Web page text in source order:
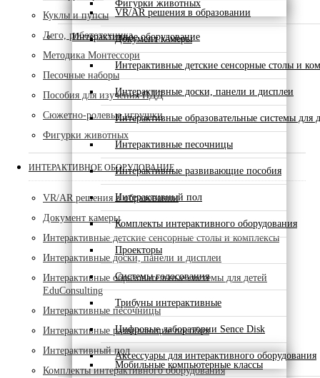
Фигурки животных
Интерактивное оборудование
VR/AR решения в образовании
Документ камеры
Интерактивные детские сенсорные столы и
Интерактивные доски, панели и дисплеи
Интерактивные образовательные системы для
Интерактивные песочницы
Интерактивные развивающие пособия
Интерактивный пол
Комплекты интерактивного оборудования
Проекторы
Системы голосования
Трибуны интерактивные
Цифровые лаборатории Sence Disk
Аксессуары для интерактивного оборудования
Мобильные компьютерные классы
Куклы и пупсы
Лего, робототехника
Методика Монтессори
Песочные наборы
Пособия для изучения ПДД
Сюжетно-ролевые игрушки
Фигурки животных
ИНТЕРАКТИВНОЕ ОБОРУДОВАНИЕ
VR/AR решения в образовании
Документ камеры
Интерактивные детские сенсорные столы и комплексы
Интерактивные доски, панели и дисплеи
Интерактивные образовательные системы для детей
EduConsulting
Интерактивные песочницы
Интерактивные развивающие пособия
Интерактивный пол
Комплекты интерактивного оборудования